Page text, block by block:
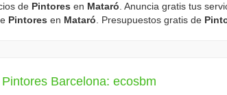
de Pintores en Mataró . Anuncia gratis tus
Pintores en Mataró . Presupuestos gratis de
Pintores Barcelona: ecosbm